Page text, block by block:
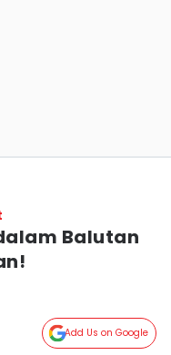
Balutan
Add Us on Google